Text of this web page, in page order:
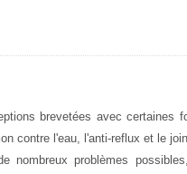
brevetées avec certaines
contre l'eau, l'anti-reflux et le
nombreux problèmes